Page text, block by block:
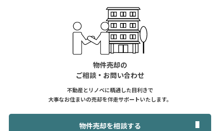
物件売却の
ご相談・お問い合わせ
不動産とリノベに精通した目利きで
大事なお住まいの売却を伴走サポートいたします。
物件売却を相談する